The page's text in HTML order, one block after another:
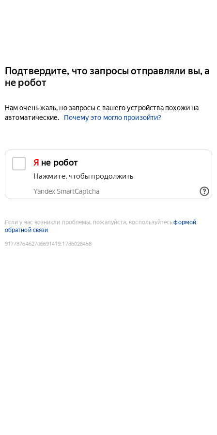
Подтвердите, что запросы отправляли вы, а
не робот
Нам очень жаль, но запросы с вашего устройства похожи на
автоматические.
Почему это могло произойти?
Я не робот
Нажмите, чтобы продолжить
Yandex SmartCaptcha
Если у вас возникли проблемы, пожалуйста, воспользуйтесьформой
обратной связи
9177876462706691419:1786028458